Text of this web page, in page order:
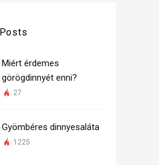
Miért érdemes
görögdinnyét enni?
27
Gyömbéres dinnyesaláta
1225